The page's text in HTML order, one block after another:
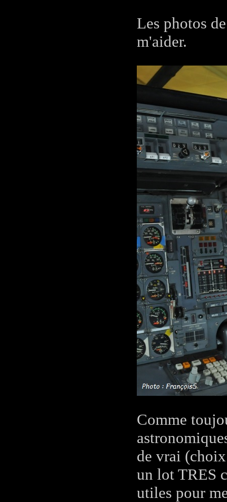
Les photos
m'aider.
Comme
de vrai
un lot TRES
utiles pour